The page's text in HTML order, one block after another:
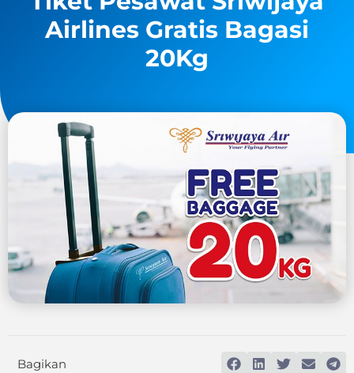
Airlines Gratis Bagasi
20Kg
Bagikan